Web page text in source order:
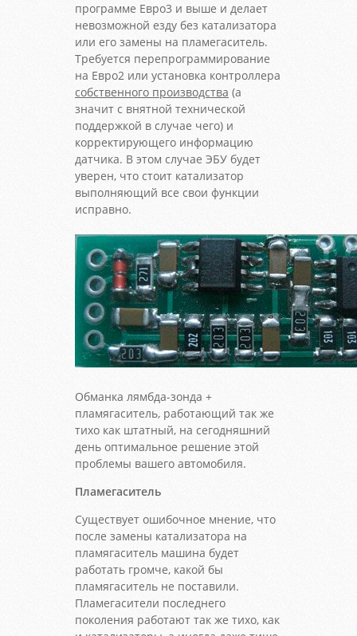
программе Евро3 и выше и делает
невозможной езду без катализатора
или его замены на пламегаситель.
Требуется перепрограммирование
на Евро2 или установка контроллера
собственного производства (а
значит с внятной технической
поддержкой в случае чего) и
корректирующего информацию
датчика. В этом случае ЭБУ будет
уверен, что стоит катализатор
выполняющий все свои функции
исправно.
Обманка лямбда-зонда +
пламягаситель, работающий так же
тихо как штатный, на сегодняшний
день оптимальное решение этой
проблемы вашего автомобиля.
Пламегаситель
Существует ошибочное мнение, что
после замены катализатора на
пламягаситель машина будет
работать громче, какой бы
пламягаситель не поставили.
Пламегасители последнего
поколения работают так же тихо, как